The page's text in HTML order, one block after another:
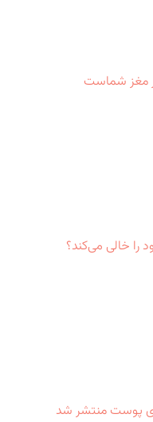
مغز شماست
را خالی می‌کند؟
پوست منتشر شد